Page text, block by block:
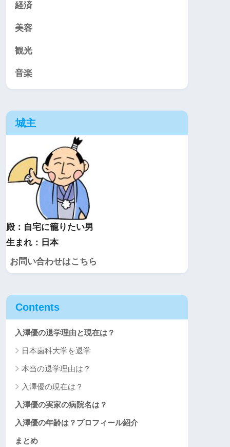
経済
美容
観光
音楽
城主
殿：自宅に籠りたい男
生まれ：日本
お問い合わせはこちら
Contents
入澤優の退学理由と現在は？
日本歯科大学を退学
本当の退学理由は？
入澤優の現在は？
入澤優の実家の病院名は？
入澤優の年齢は？プロフィール紹介
まとめ